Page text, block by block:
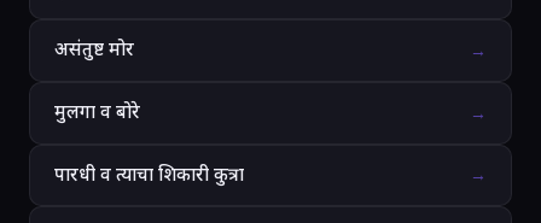
असंतुष्ट मोर →
मुलगा व बोरे →
पारधी व त्याचा शिकारी कुत्रा →